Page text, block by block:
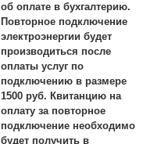
об оплате в бухгалтерию.
Повторное подключение
электроэнергии будет
производиться после
оплаты услуг по
подключению в размере
1500 руб. Квитанцию на
оплату за повторное
подключение необходимо
будет получить в